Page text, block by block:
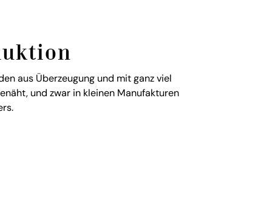
aus Überzeugung und mit ganz viel
und zwar in kleinen Manufakturen